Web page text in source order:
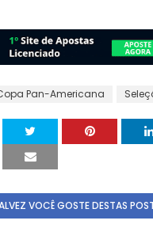
Pan-Americana
VOCÊ GOSTE DESTAS